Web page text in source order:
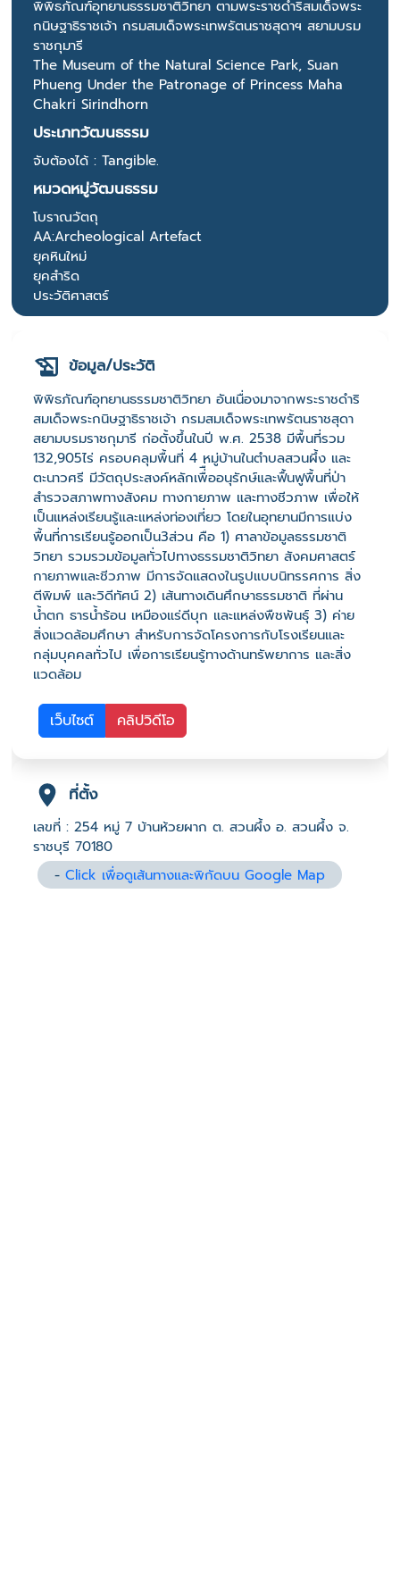
พิพิธภัณฑ์อุทยานธรรมชาติวิทยา ตามพระราชดำริสมเด็จพระ
กนิษฐาธิราชเจ้า กรมสมเด็จพระเทพรัตนราชสุดาฯ สยามบรม
ราชกุมารี
The Museum of the Natural Science Park, Suan
Phueng Under the Patronage of Princess Maha
Chakri Sirindhorn
ประเภทวัฒนธรรม
จับต้องได้ : Tangible.
หมวดหมู่วัฒนธรรม
โบราณวัตถุ
AA:Archeological Artefact
ยุคหินใหม่
ยุคสำริด
ประวัติศาสตร์
ข้อมูล/ประวัติ
พิพิธภัณฑ์อุทยานธรรมชาติวิทยา อันเนื่องมาจากพระราชดำริ
สมเด็จพระกนิษฐาธิราชเจ้า กรมสมเด็จพระเทพรัตนราชสุดา
สยามบรมราชกุมารี ก่อตั้งขึ้นในปี พ.ศ. 2538 มีพื้นที่รวม
132,905ไร่ ครอบคลุมพื้นที่ 4 หมู่บ้านในตำบลสวนผึ้ง และ
ตะนาวศรี มีวัตถุประสงค์หลักเพื่ื่ออนุรักษ์และฟื้นฟูพื้นที่ป่า
สำรวจสภาพทางสังคม ทางกายภาพ และทางชีวภาพ เพื่อให้
เป็นแหล่งเรียนรู้และแหล่งท่องเที่ยว โดยในอุทยานมีการแบ่ง
พื้นที่การเรียนรู้ออกเป็น3ส่วน คือ 1) ศาลาข้อมูลธรรมชาติ
วิทยา รวมรวมข้อมูลทั่วไปทางธรรมชาติวิทยา สังคมศาสตร์
กายภาพและชีวภาพ มีการจัดแสดงในรูปแบบนิทรรศการ สิ่ง
ตีพิมพ์ และวิดีทัศน์ 2) เส้นทางเดินศึกษาธรรมชาติ ที่ผ่าน
น้ำตก ธารน้ำร้อน เหมืองแร่ดีบุก และแหล่งพืชพันธุ์ 3) ค่าย
สิ่งแวดล้อมศึกษา สำหรับการจัดโครงการกับโรงเรียนและ
กลุ่มบุคคลทั่วไป เพื่อการเรียนรู้ทางด้านทรัพยาการ และสิ่ง
แวดล้อม
เว็บไซต์ คลิปวิดีโอ
ที่ตั้ง
เลขที่ : 254 หมู่ 7 บ้านห้วยผาก ต. สวนผึ้ง อ. สวนผึ้ง จ.
ราชบุรี 70180
-Click เพื่อดูเส้นทางและพิกัดบน Google Map